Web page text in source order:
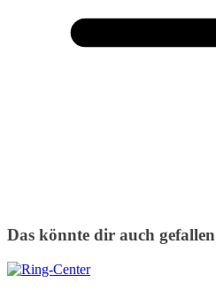
Das könnte dir auch gefallen